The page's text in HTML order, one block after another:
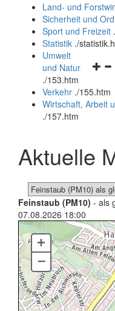
und
schließen
Land- und
Sicherheit und
Sport und Freizeit .
Statistik ./
und
Umwelt
und Natur
./153.htm
Verkehr ./155.htm
Wirtschaft, Arbeit
./157.htm
Aktuelle
Feinstaub (PM10) - als
07.08.2026 18:00
+
–